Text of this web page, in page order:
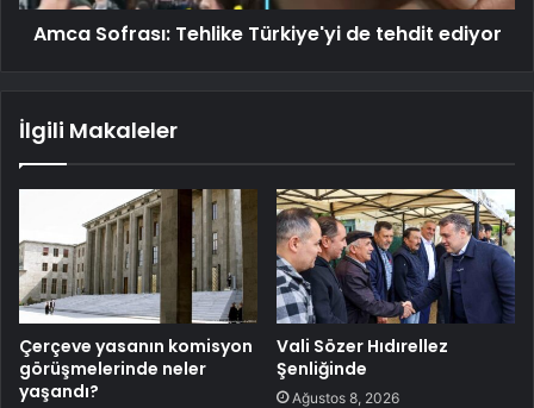
Amca Sofrası: Tehlike Türkiye'yi de tehdit ediyor
İlgili Makaleler
Çerçeve yasanın komisyon
görüşmelerinde neler
yaşandı?
Vali Sözer Hıdırellez
Şenliğinde
Ağustos 8, 2026